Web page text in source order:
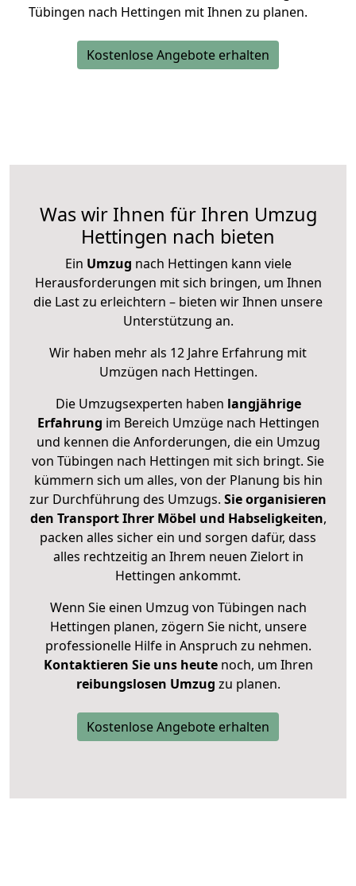
Tübingen nach Hettingen mit Ihnen zu planen.
Kostenlose Angebote erhalten
Was wir Ihnen für Ihren Umzug
Hettingen nach bieten
Ein Umzug nach Hettingen kann viele
Herausforderungen mit sich bringen, um Ihnen
die Last zu erleichtern – bieten wir Ihnen unsere
Unterstützung an.
Wir haben mehr als 12 Jahre Erfahrung mit
Umzügen nach Hettingen.
Die Umzugsexperten haben langjährige
Erfahrung im Bereich Umzüge nach Hettingen
und kennen die Anforderungen, die ein Umzug
von Tübingen nach Hettingen mit sich bringt. Sie
kümmern sich um alles, von der Planung bis hin
zur Durchführung des Umzugs. Sie organisieren
den Transport Ihrer Möbel und Habseligkeiten,
packen alles sicher ein und sorgen dafür, dass
alles rechtzeitig an Ihrem neuen Zielort in
Hettingen ankommt.
Wenn Sie einen Umzug von Tübingen nach
Hettingen planen, zögern Sie nicht, unsere
professionelle Hilfe in Anspruch zu nehmen.
Kontaktieren Sie uns heutenoch, um Ihren
reibungslosen Umzug zu planen.
Kostenlose Angebote erhalten